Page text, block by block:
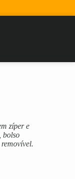
zíper e
bolso